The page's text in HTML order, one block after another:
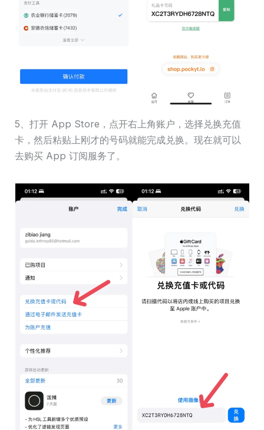
5、打开 App Store，点开右上角账户，选择兑换充值
卡，然后粘贴上刚才的号码就能完成兑换。现在就可以
去购买 App 订阅服务了。